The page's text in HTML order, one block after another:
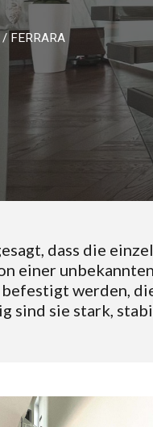
/ FERRARA
dass die
einer
befestigt werden,
sind sie stark,